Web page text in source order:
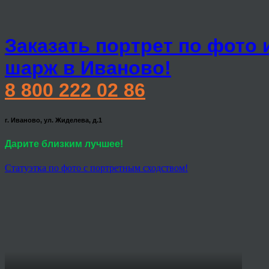
Заказать портрет по фото
шарж в Иваново!
8 800 222 02 86
г. Иваново, ул. Жиделева, д.1
Дарите близким лучшее!
Статуэтка по фото с портретным сходством!